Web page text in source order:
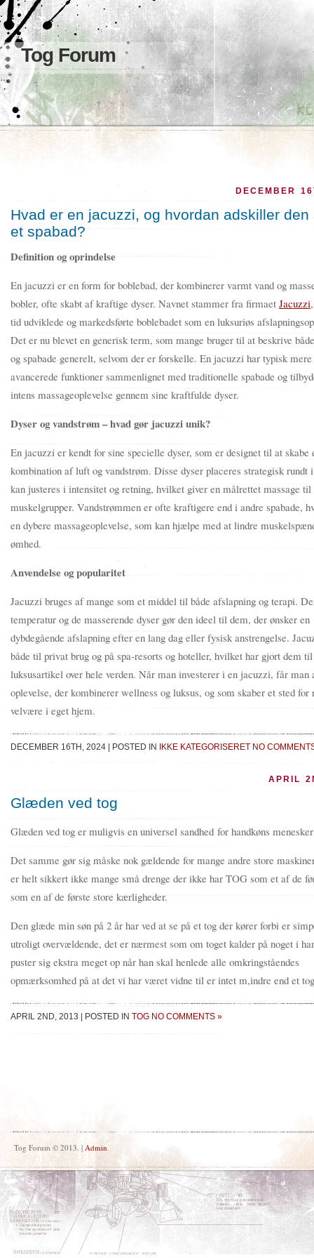
Tog Forum
DECEMBER
Hvad er en jacuzzi, og hvordan adskiller den
et spabad?
Definition og oprindelse
En jacuzzi er en form for boblebad, der kombinerer varmt vand og
bobler, ofte skabt af kraftige dyser. Navnet stammer fra firmaet Jacuzzi
tid udviklede og markedsførte boblebadet som en luksuriøs
Det er nu blevet en generisk term, som mange bruger til at beskrive
og spabade generelt, selvom der er forskelle. En jacuzzi har typisk mere
avancerede funktioner sammenlignet med traditionelle spabade og
intens massageoplevelse gennem sine kraftfulde dyser.
Dyser og vandstrøm – hvad gør jacuzzi unik?
En jacuzzi er kendt for sine specielle dyser, som er designet til at skabe
kombination af luft og vandstrøm. Disse dyser placeres strategisk rundt
kan justeres i intensitet og retning, hvilket giver en målrettet massage
muskelgrupper. Vandstrømmen er ofte kraftigere end i andre spabade,
en dybere massageoplevelse, som kan hjælpe med at lindre
ømhed.
Anvendelse og popularitet
Jacuzzi bruges af mange som et middel til både afslapning og terapi.
temperatur og de masserende dyser gør den ideel til dem, der ønsker en
dybdegående afslapning efter en lang dag eller fysisk anstrengelse.
både til privat brug og på spa-resorts og hoteller, hvilket har gjort dem
luksusartikel over hele verden. Når man investerer i en jacuzzi, får man
oplevelse, der kombinerer wellness og luksus, og som skaber et sted for
velvære i eget hjem.
DECEMBER 16TH, 2024 POSTED IN IKKE KATEGORISERET NO
APRIL
Glæden ved tog
Glæden ved tog er muligvis en universel sandhed for handkøns
Det samme gør sig måske nok gældende for mange andre store
er helt sikkert ikke mange små drenge der ikke har TOG som et af de
som en af de første store kærligheder.
Den glæde min søn på 2 år har ved at se på et tog der kører forbi er
utroligt overvældende, det er nærmest som om toget kalder på noget i
puster sig ekstra meget op når han skal henlede alle omkringståendes
opmærksomhed på at det vi har været vidne til er intet m,indre end et
APRIL 2ND, 2013 POSTED IN TOG NO COMMENTS »
Tog Forum © 2013. | Admin